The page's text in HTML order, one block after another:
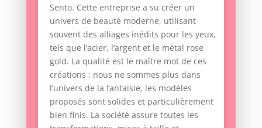
Sento. Cette entreprise a su créer un
univers de beauté moderne, utilisant
souvent des alliages inédits pour les yeux,
tels que l’acier, l’argent et le métal rose
gold. La qualité est le maître mot de ces
créations : nous ne sommes plus dans
l’univers de la fantaisie, les modèles
proposés sont solides et particulièrement
bien finis. La société assure toutes les